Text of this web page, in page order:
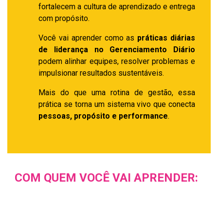
fortalecem a cultura de aprendizado e entrega
com propósito.
Você vai aprender como as práticas diárias
de liderança no Gerenciamento Diário
podem alinhar equipes, resolver problemas e
impulsionar resultados sustentáveis.
Mais do que uma rotina de gestão, essa
prática se torna um sistema vivo que conecta
pessoas, propósito e performance.
COM QUEM VOCÊ VAI APRENDER: